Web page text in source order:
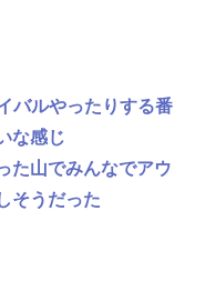
バルやったりする番
な感じ
た山でみんなでアウ
そうだった